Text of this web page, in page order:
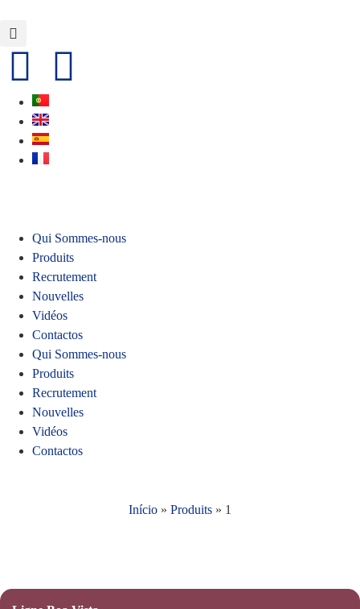
Qui Sommes-nous
Produits
Recrutement
Nouvelles
Vidéos
Contactos
Qui Sommes-nous
Produits
Recrutement
Nouvelles
Vidéos
Contactos
Início » Produits » 1